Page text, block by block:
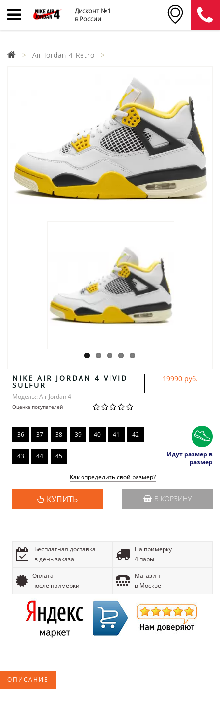
Дисконт №1
в России
Air Jordan 4 Retro
NIKE AIR JORDAN 4 VIVID
SULFUR
Модель:: Air Jordan 4
Оценка покупателей
19990 руб.
36 37 38 39 40 41 42
43 44 45
Идут размер в
размер
Как определить свой размер?
КУПИТЬ В КОРЗИНУ
Бесплатная доставка
в день заказа
На примерку
4 пары
Оплата
после примерки
Магазин
в Москве
ОПИСАНИЕ